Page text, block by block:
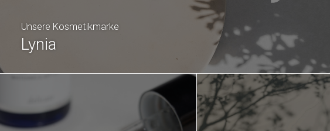
Unsere Kosmetikmarke
Lynia